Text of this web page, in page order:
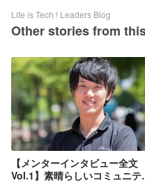
Life is Tech ! Leaders Blog
Other stories from
【メンターインタビュー全文
Vol.1】素晴らしいコミュニテ